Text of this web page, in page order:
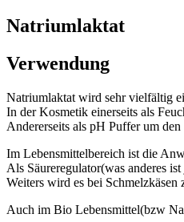
Natriumlaktat
Verwendung
Natriumlaktat wird sehr vielfältig
In der Kosmetik einerseits als
Andererseits als pH Puffer um den
Im Lebensmittelbereich ist die
Als Säureregulator(was anderes
Weiters wird es bei
Auch im Bio Lebensmittel(bzw